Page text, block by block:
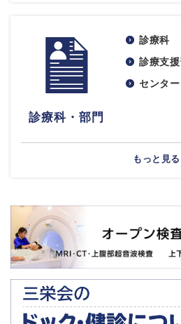
診療科・部門
診療科
診療支
センター
もっと見る